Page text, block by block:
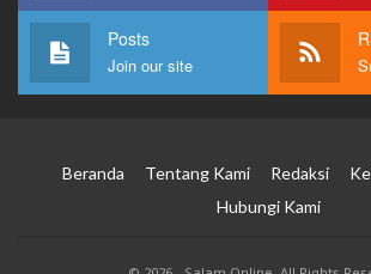
Posts
Join our site
Beranda Tentang Kami Redaksi
Hubungi Kami